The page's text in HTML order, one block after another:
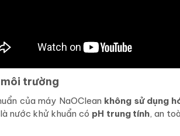
trường
của máy NaOClean không sử dụng
nước khử khuẩn có pH trung tính, an